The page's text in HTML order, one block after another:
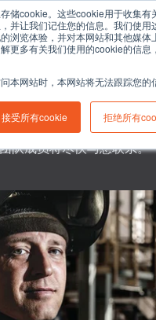
储cookie。这些cookie用于收集有
并让我们记住您的信息。我们使用
浏览体验，并对本网站和其他媒体
更多有关我们使用的cookie的信息
本网站时，本网站将无法跟踪您的
接受所有cookie 拒绝所有
联系我们
欢迎随时联系我们。请填写
队成员将尽快与您联系。